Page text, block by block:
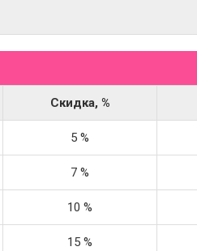
Скидка, %
5 %
7 %
10 %
15 %